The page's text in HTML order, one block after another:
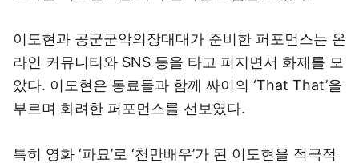
이도현과 공군군악의장대대가 준비한 퍼포먼스는 온
라인 커뮤니티와 SNS 등을 타고 퍼지면서 화제를 모
았다. 이도현은 동료들과 함께 싸이의 ‘That That’을
부르며 화려한 퍼포먼스를 선보였다.
특히 영화 ‘파묘’로 ‘천만배우’가 된 이도현을 적극적